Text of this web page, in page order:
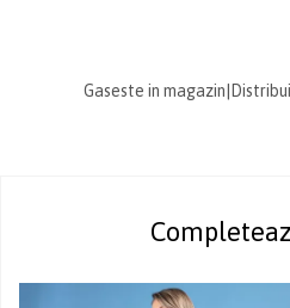
Gaseste in magazin